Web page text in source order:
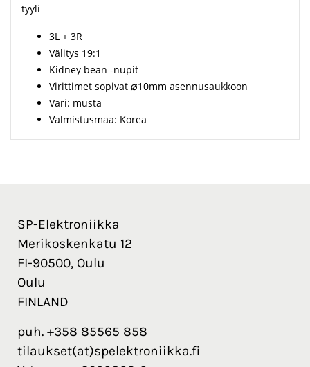
tyyli
3L + 3R
Välitys 19:1
Kidney bean -nupit
Virittimet sopivat ⌀10mm asennusaukkoon
Väri: musta
Valmistusmaa: Korea
SP-Elektroniikka
Merikoskenkatu 12
FI-90500, Oulu
Oulu
FINLAND
puh. +358 85565 858
tilaukset(at)spelektroniikka.fi